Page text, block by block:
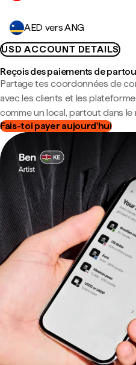
AED vers ANG
USD ACCOUNT DETAILS
Reçois des paiements de
Partage tes coordonnées de
avec les clients et les
comme un local, partout dans le
Fais-toi payer aujourd'hui